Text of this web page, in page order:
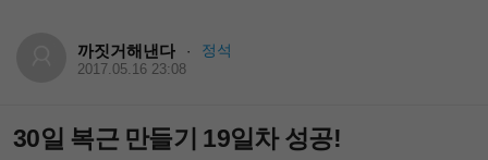
까짓거해낸다 · 정석
2017.05.16 23:08
30일 복근 만들기 19일차 성공!